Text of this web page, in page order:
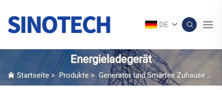
DE
Energieladegerät
Startseite> Produkte > Generator und Smartes Zuhause